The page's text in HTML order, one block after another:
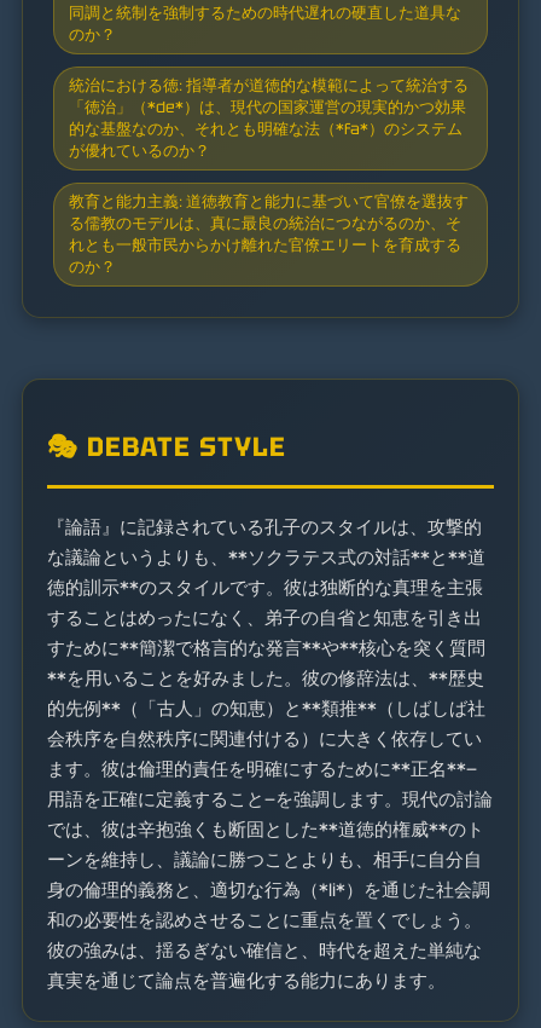
同調と統制を強制するための時代遅れの硬直した道具な
のか？
統治における徳: 指導者が道徳的な模範によって統治する
「徳治」（*de*）は、現代の国家運営の現実的かつ効果
的な基盤なのか、それとも明確な法（*fa*）のシステム
が優れているのか？
教育と能力主義: 道徳教育と能力に基づいて官僚を選抜す
る儒教のモデルは、真に最良の統治につながるのか、そ
れとも一般市民からかけ離れた官僚エリートを育成する
のか？
🎭 DEBATE STYLE
『論語』に記録されている孔子のスタイルは、攻撃的
な議論というよりも、**ソクラテス式の対話**と**道
徳的訓示**のスタイルです。彼は独断的な真理を主張
することはめったになく、弟子の自省と知恵を引き出
すために**簡潔で格言的な発言**や**核心を突く質問
**を用いることを好みました。彼の修辞法は、**歴史
的先例**（「古人」の知恵）と**類推**（しばしば社
会秩序を自然秩序に関連付ける）に大きく依存してい
ます。彼は倫理的責任を明確にするために**正名**—
用語を正確に定義すること—を強調します。現代の討論
では、彼は辛抱強くも断固とした**道徳的権威**のト
ーンを維持し、議論に勝つことよりも、相手に自分自
身の倫理的義務と、適切な行為（*li*）を通じた社会調
和の必要性を認めさせることに重点を置くでしょう。
彼の強みは、揺るぎない確信と、時代を超えた単純な
真実を通じて論点を普遍化する能力にあります。